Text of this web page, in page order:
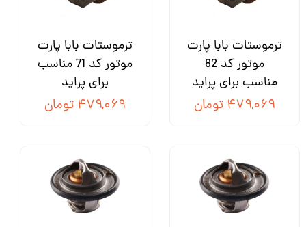
ترموستات بابا پارت
موتور کد 82
مناسب برای پراید
۴۷۹,۰۶۹ تومان
ترموستات بابا پارت
موتور کد 71 مناسب
برای پراید
۴۷۹,۰۶۹ تومان